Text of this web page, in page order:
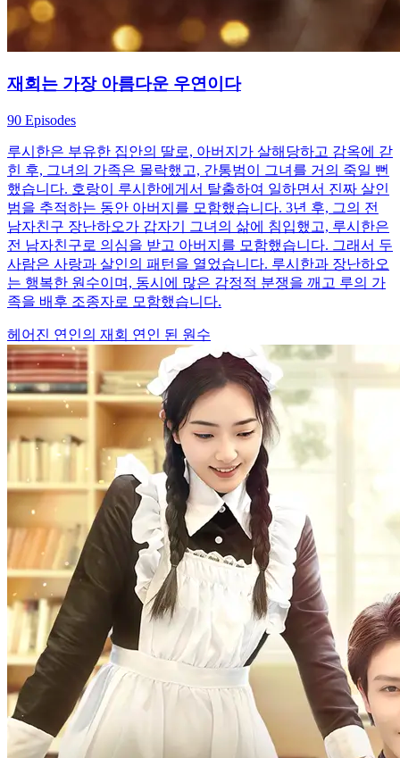
재회는 가장 아름다운 우연이다
90 Episodes
루시한은 부유한 집안의 딸로, 아버지가 살해당하고 감옥에 갇
힌 후, 그녀의 가족은 몰락했고, 간통범이 그녀를 거의 죽일 뻔
했습니다. 호랑이 루시한에게서 탈출하여 일하면서 진짜 살인
범을 추적하는 동안 아버지를 모함했습니다. 3년 후, 그의 전
남자친구 장난하오가 갑자기 그녀의 삶에 침입했고, 루시한은
전 남자친구로 의심을 받고 아버지를 모함했습니다. 그래서 두
사람은 사랑과 살인의 패턴을 열었습니다. 루시한과 장난하오
는 행복한 원수이며, 동시에 많은 감정적 분쟁을 깨고 루의 가
족을 배후 조종자로 모함했습니다.
헤어진 연인의 재회 연인 된 원수